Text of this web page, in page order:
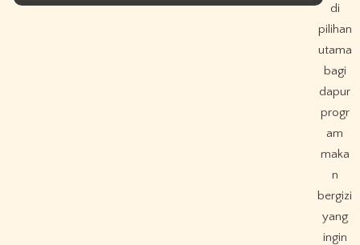
di
pilihan
utama
bagi
dapur
progr
am
maka
n
bergizi
yang
ingin